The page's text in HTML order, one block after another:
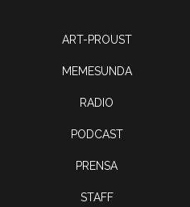
ART-PROUST
MEMESUNDA
RADIO
PODCAST
PRENSA
STAFF